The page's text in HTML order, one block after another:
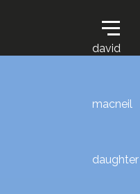
david
macneil
daughter